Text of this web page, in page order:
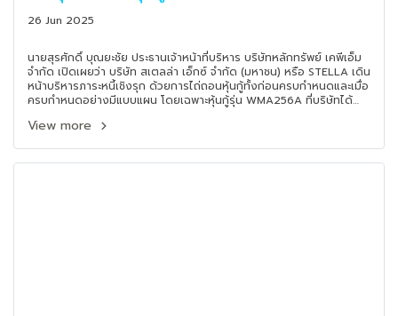
26 Jun 2025
นายสุรศักดิ์ บุณยะชัย ประธานเจ้าหน้าที่บริหาร บริษัทหลักทรัพย์ เคพีเอ็ม
จำกัด เปิดเผยว่า บริษัท สเตลล่า เอ็กซ์ จำกัด (มหาชน) หรือ STELLA เดิน
หน้าบริหารภาระหนี้เชิงรุก ด้วยการไถ่ถอนหุ้นกู้ทั้งก่อนครบกำหนดและเมื่อ
ครบกำหนดอย่างมีแบบแผน โดยเฉพาะหุ้นกู้รุ่น WMA256A ที่บริษัทได้
ชำระคืนส่วนที่เหลือครบตามกำหนดในวันที่ 25 มิถุนายน 2568
View more